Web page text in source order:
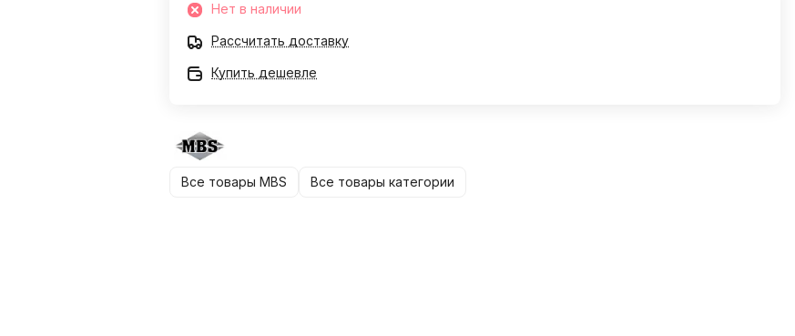
Нет в наличии
Рассчитать доставку
Купить дешевле
Все товары MBS Все товары категории